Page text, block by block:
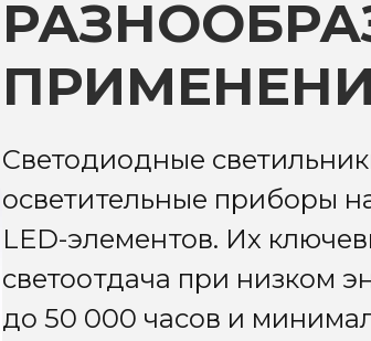
Светодиодные
осветительные приборы
LED-элементов. Их
светоотдача при низком
до 50 000 часов и